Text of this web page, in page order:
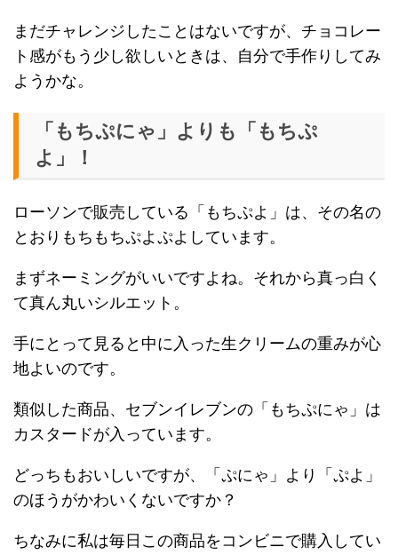
まだチャレンジしたことはないですが、チョコレー
ト感がもう少し欲しいときは、自分で手作りしてみ
ようかな。
「もちぷにゃ」よりも「もちぷ
よ」！
ローソンで販売している「もちぷよ」は、その名の
とおりもちもちぷよぷよしています。
まずネーミングがいいですよね。それから真っ白く
て真ん丸いシルエット。
手にとって見ると中に入った生クリームの重みが心
地よいのです。
類似した商品、セブンイレブンの「もちぷにゃ」は
カスタードが入っています。
どっちもおいしいですが、「ぷにゃ」より「ぷよ」
のほうがかわいくないですか？
ちなみに私は毎日この商品をコンビニで購入してい